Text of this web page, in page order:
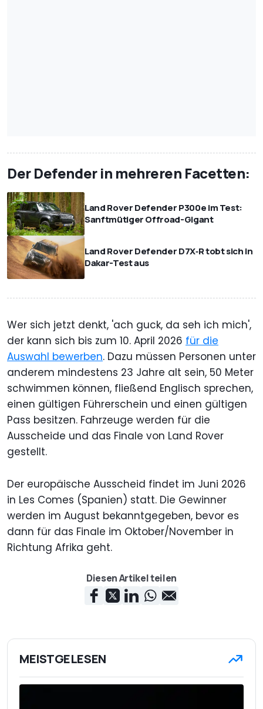
Der Defender in mehreren Facetten:
Land Rover Defender P300e im Test:
Sanftmütiger Offroad-Gigant
Land Rover Defender D7X‑R tobt sich in
Dakar-Test aus
Wer sich jetzt denkt, 'ach guck, da seh ich mich',
der kann sich bis zum 10. April 2026 für die
Auswahl bewerben. Dazu müssen Personen unter
anderem mindestens 23 Jahre alt sein, 50 Meter
schwimmen können, fließend Englisch sprechen,
einen gültigen Führerschein und einen gültigen
Pass besitzen. Fahrzeuge werden für die
Ausscheide und das Finale von Land Rover
gestellt.
Der europäische Ausscheid findet im Juni 2026
in Les Comes (Spanien) statt. Die Gewinner
werden im August bekanntgegeben, bevor es
dann für das Finale im Oktober/November in
Richtung Afrika geht.
Diesen Artikel teilen
MEISTGELESEN